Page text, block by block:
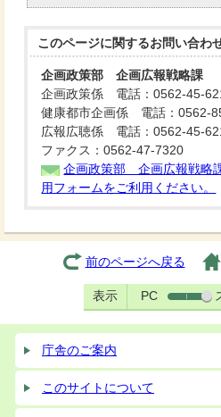
このページに関するお問い合わ
企画政策部 企画広報戦略課
企画政策係 電話：0562-45-
健康都市企画係 電話：0562-
広報広聴係 電話：0562-45-
ファクス：0562-47-7320
企画政策部 企画広報戦略
用フォームをご利用ください。
前のページへ戻る
表示 PC
庁舎のご案内
このサイトについて